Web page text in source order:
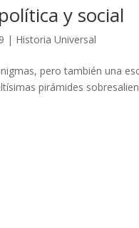
y social
| Historia Universal
pero también una
pirámides